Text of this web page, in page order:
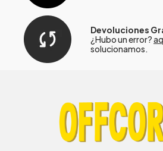
Devoluciones
¿Hubo un error?
solucionamos.